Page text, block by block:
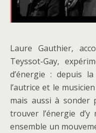
Laure Gauthier,
Teyssot-Gay,
d’énergie : depuis
l’autrice et le
mais aussi à
trouver l’énergie
ensemble un